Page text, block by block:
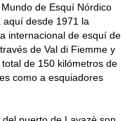
de Esquí Nórdico
aquí desde 1971 la
internacional de esquí de
de Val di Fiemme y
de 150 kilómetros de
como a esquiadores